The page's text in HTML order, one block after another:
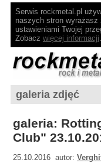
Serwis rockmetal.pl
naszych stron
ustawieniami Twojej
Zobacz więcej informacji.
galeria zdjęć
galeria:
Club"
25.10.2016 autor: